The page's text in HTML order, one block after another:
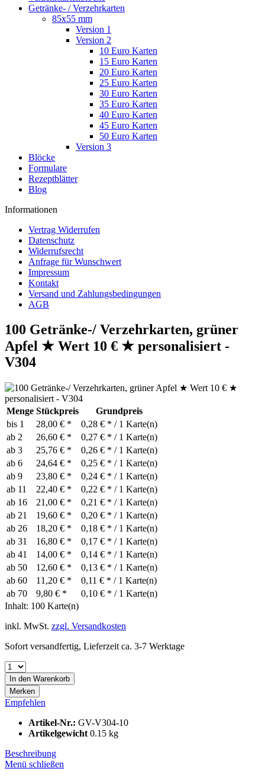
Getränke- / Verzehrkarten
85x55 mm
Version 1
Version 2
10 Euro Karten
15 Euro Karten
20 Euro Karten
25 Euro Karten
30 Euro Karten
35 Euro Karten
40 Euro Karten
45 Euro Karten
50 Euro Karten
Version 3
Blöcke
Formulare
Rezeptblätter
Blog
Informationen
Vertrag Widerrufen
Datenschutz
Widerrufsrecht
Anfrage für Wunschwert
Impressum
Kontakt
Versand und Zahlungsbedingungen
AGB
100 Getränke-/ Verzehrkarten, grüner
Apfel ★ Wert 10 € ★ personalisiert -
V304
Menge Stückpreis
Grundpreis
bis 1 28,00 € *
0,28 € * / 1 Karte(n)
ab 2 26,60 € *
0,27 € * / 1 Karte(n)
ab 3 25,76 € *
0,26 € * / 1 Karte(n)
ab 6 24,64 € *
0,25 € * / 1 Karte(n)
ab 9 23,80 € *
0,24 € * / 1 Karte(n)
ab 11 22,40 € *
0,22 € * / 1 Karte(n)
ab 16 21,00 € *
0,21 € * / 1 Karte(n)
ab 21 19,60 € *
0,20 € * / 1 Karte(n)
ab 26 18,20 € *
0,18 € * / 1 Karte(n)
ab 31 16,80 € *
0,17 € * / 1 Karte(n)
ab 41 14,00 € *
0,14 € * / 1 Karte(n)
ab 50 12,60 € *
0,13 € * / 1 Karte(n)
ab 60 11,20 € *
0,11 € * / 1 Karte(n)
ab 70 9,80 € *
0,10 € * / 1 Karte(n)
Inhalt: 100 Karte(n)
inkl. MwSt. zzgl. Versandkosten
Sofort versandfertig, Lieferzeit ca. 3-7 Werktage
In den Warenkorb
Merken
Empfehlen
Artikel-Nr.: GV-V304-10
Artikelgewicht 0.15 kg
Beschreibung
Menü schließen